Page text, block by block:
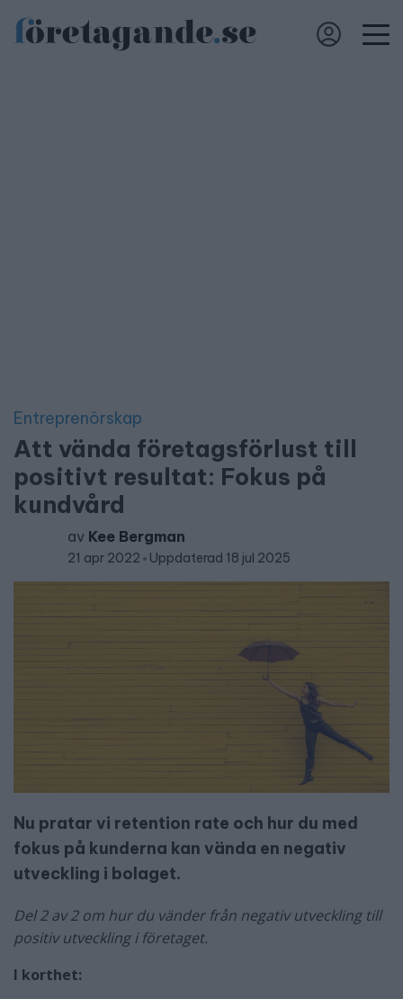
Entreprenörskap
Att vända företagsförlust till
positivt resultat: Fokus på
kundvård
av Kee Bergman
21 apr 2022 Uppdaterad 18 jul 2025
Nu pratar vi retention rate och hur du med
fokus på kunderna kan vända en negativ
utveckling i bolaget.
Del 2 av 2 om hur du vänder från negativ utveckling till
positiv utveckling i företaget.
I korthet: